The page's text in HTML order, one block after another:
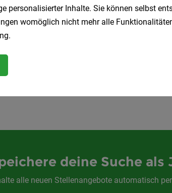
deine Suche als
alle neuen Stellenangebote automatisch
personalisierter Inhalte. Sie können selbst
womöglich nicht mehr alle
.